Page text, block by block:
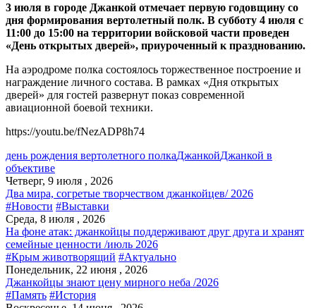
3 июля в городе Джанкой отмечает первую годовщину со
дня формирования вертолетный полк. В субботу 4 июля с
11:00 до 15:00 на территории войсковой части проведен
«День открытых дверей», приуроченный к празднованию.
На аэродроме полка состоялось торжественное построение и
награждение личного состава. В рамках «Дня открытых
дверей» для гостей развернут показ современной
авиационной боевой техники.
https://youtu.be/fNezADP8h74
день рождения вертолетного полкаДжанкойДжанкой в
объективе
Четверг, 9 июля , 2026
Два мира, согретые творчеством джанкойцев/ 2026
#Новости #Выставки
Среда, 8 июля , 2026
На фоне атак: джанкойцы поддерживают друг друга и хранят
семейные ценности /июль 2026
#Крым животворящий #Актуально
Понедельник, 22 июня , 2026
Джанкойцы знают цену мирного неба /2026
#Память #История